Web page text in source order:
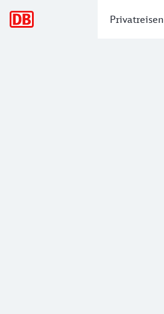
Privatreisen